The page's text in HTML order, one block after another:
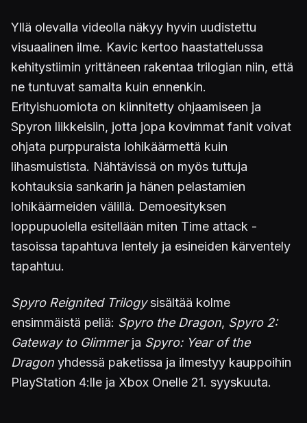
Yllä olevalla videolla näkyy hyvin uudistettu
visuaalinen ilme. Kavic kertoo haastattelussa
kehitystiimin yrittäneen rakentaa trilogian niin, että
ne tuntuvat samalta kuin ennenkin.
Erityishuomiota on kiinnitetty ohjaamiseen ja
Spyron liikkeisiin, jotta jopa kovimmat fanit voivat
ohjata purppuraista lohikäärmettä kuin
lihasmuistista. Nähtävissä on myös tuttuja
kohtauksia sankarin ja hänen pelastamien
lohikäärmeiden välillä. Demoesityksen
loppupuolella esitellään miten Time attack -
tasoissa tapahtuva lentely ja esineiden kärventely
tapahtuu.
Spyro Reignited Trilogysisältää kolme
ensimmäistä peliä: Spyro the Dragon, Spyro 2:
Gateway to Glimmerja Spyro: Year of the
Dragon yhdessä paketissa ja ilmestyy kauppoihin
PlayStation 4:lle ja Xbox Onelle 21. syyskuuta.